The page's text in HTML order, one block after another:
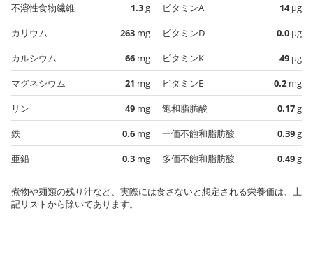
不溶性食物繊維
1.3g
カリウム
263 mg
カルシウム
66 mg
マグネシウム
21 mg
リン
49 mg
鉄
0.6 mg
亜鉛
0.3 mg
ビタミンA
14µg
ビタミンD
0.0 µg
ビタミンK
49 µg
ビタミンE
0.2 mg
飽和脂肪酸
0.17g
一価不飽和脂肪酸
0.39g
多価不飽和脂肪酸
0.49g
煮物や麺類の残り汁など、実際には食さないと想定される栄養価は、上
記リストから除いてあります。